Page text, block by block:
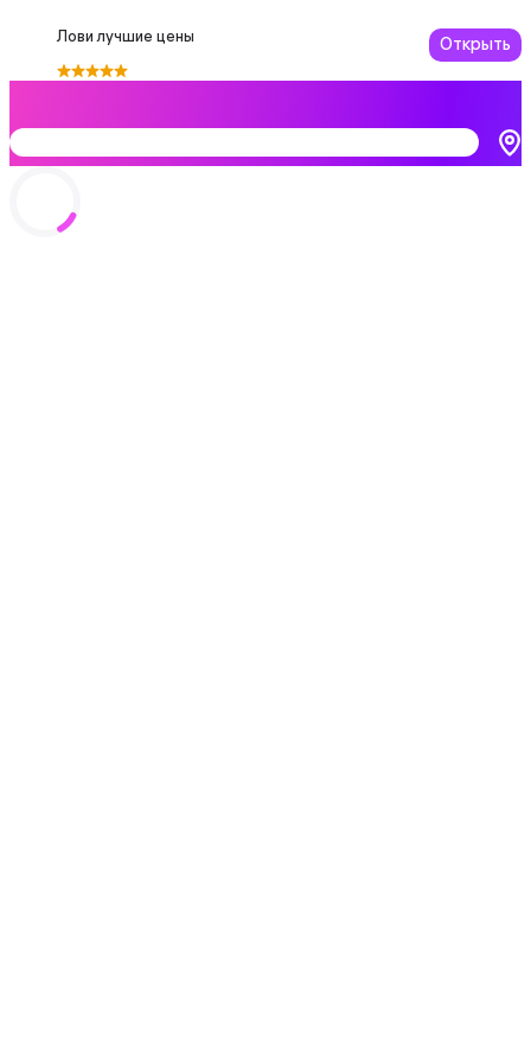
Лови лучшие цены Открыть